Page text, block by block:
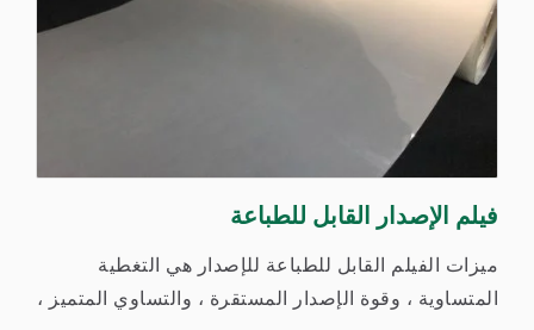
فيلم الإصدار القابل للطباعة
ميزات الفيلم القابل للطباعة للإصدار هي التغطية
المتساوية ، وقوة الإصدار المستقرة ، والتساوي المتميز ،